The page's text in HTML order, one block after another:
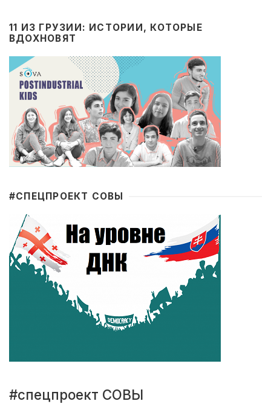
11 ИЗ ГРУЗИИ: ИСТОРИИ, КОТОРЫЕ
ВДОХНОВЯТ
#CПЕЦПРОЕКТ СОВЫ
#спецпроект СОВЫ